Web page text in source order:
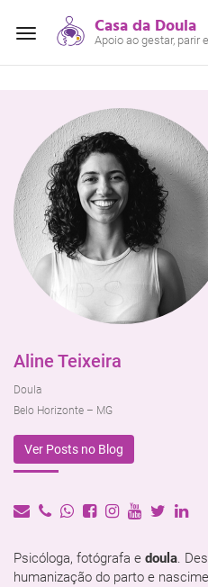
Alterar
Casa da Doula
Apoio ao gestar, parir
Aline Teixeira
Doula
Belo Horizonte – MG
Ver Posts no Blog
Psicóloga, fotógrafa e doula.
humanização do parto e